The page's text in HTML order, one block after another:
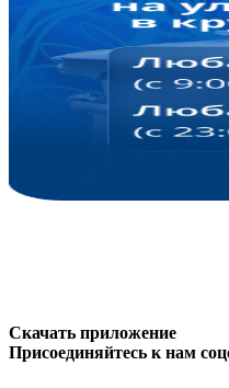
Скачать приложение
Присоединяйтесь к нам